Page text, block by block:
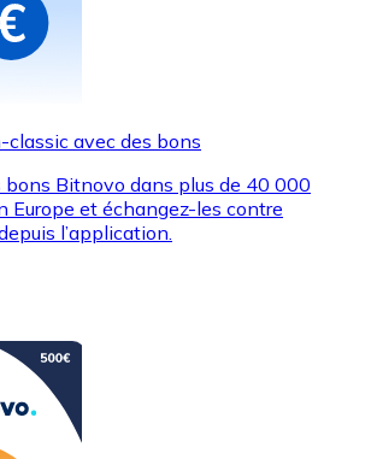
avec des bons
bons Bitnovo dans plus de 40 000
Europe et échangez-les contre
l’application.